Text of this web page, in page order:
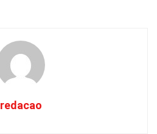
redacao